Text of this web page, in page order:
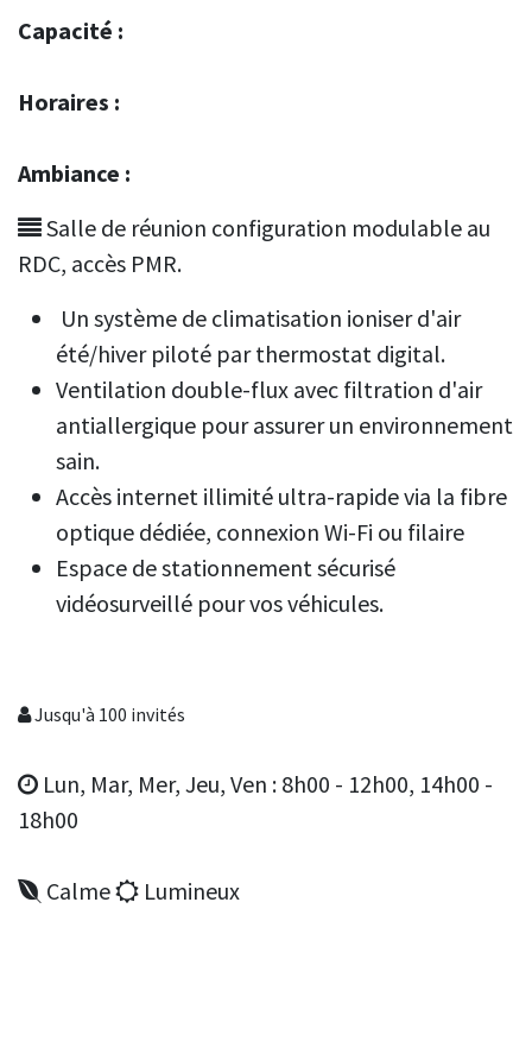
Capacité :
Horaires :
Ambiance :
Salle de réunion configuration modulable au
RDC, accès PMR.
Un système de climatisation ioniser d'air
été/hiver piloté par thermostat digital.
Ventilation double-flux avec filtration d'air
antiallergique pour assurer un environnement
sain.
Accès internet illimité ultra-rapide via la fibre
optique dédiée, connexion Wi-Fi ou filaire
Espace de stationnement sécurisé
vidéosurveillé pour vos véhicules.
Jusqu'à 100 invités
Lun, Mar, Mer, Jeu, Ven : 8h00 - 12h00, 14h00 -
18h00
Calme Lumineux